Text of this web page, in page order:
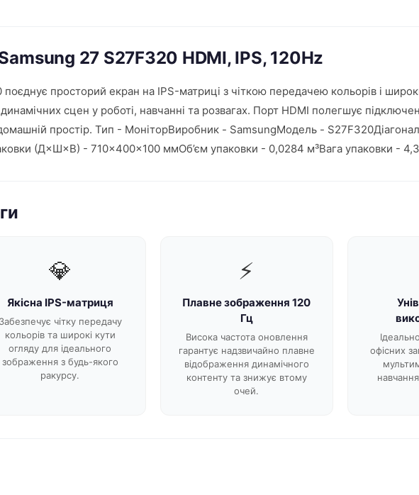
27 S27F320 HDMI, IPS, 120Hz
просторий екран на IPS-матриці з чіткою передачею кольорів і
сцен у роботі, навчанні та розвагах. Порт HDMI полегшує
простір. Тип - МоніторВиробник - SamsungМодель -
(Д×Ш×В) - 710×400×100 ммОб’єм упаковки - 0,0284 м³Вага упаковки -
💎
Якісна IPS-матриця
Забезпечує чітку передачу
кольорів та широкі кути
огляду для ідеального
зображення з будь-якого
ракурсу.
⚡
Плавне зображення 120
Гц
Висока частота оновлення
гарантує надзвичайно плавне
відображення динамічного
контенту та знижує втому
очей.
офісних